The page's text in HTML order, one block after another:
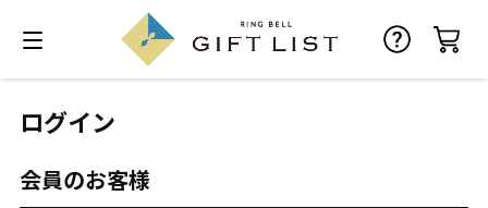
ログイン
会員のお客様